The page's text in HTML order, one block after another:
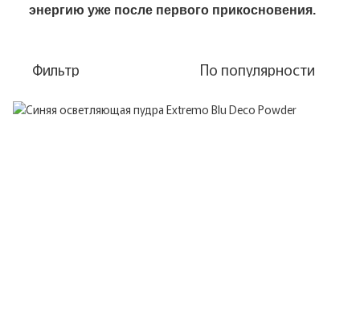
энергию уже после первого прикосновения.
Фильтр По популярности